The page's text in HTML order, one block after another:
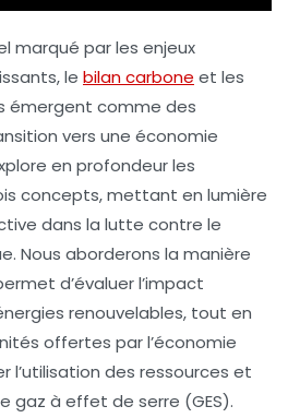
marqué par les enjeux
le bilan carbone et les
émergent comme des
vers une économie
en profondeur les
concepts, mettant en lumière
dans la lutte contre le
Nous aborderons la manière
d’évaluer l’impact
renouvelables, tout en
offertes par l’économie
l’utilisation des ressources et
gaz à effet de serre (GES).